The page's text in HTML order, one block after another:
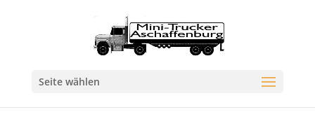
Seite wählen